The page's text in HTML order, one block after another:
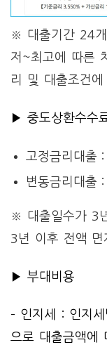
※ 대출기간 24개
저~최고에 따른
리 및 대출조건
▶ 중도상환수수
고정금리대출
변동금리대출
※ 대출일수가 3
3년 이후 전액 면
▶ 부대비용
– 인지세 : 인지
으로 대출금액에